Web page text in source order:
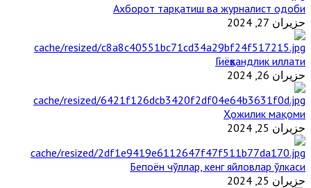
Ахборот тарқатиш ва журналист одоби
حزيران 27, 2024
Гиёҳвандлик иллати
حزيران 26, 2024
Ҳожилик мақоми
حزيران 25, 2024
Бепоён чўллар, кенг яйловлар ўлкаси
حزيران 25, 2024